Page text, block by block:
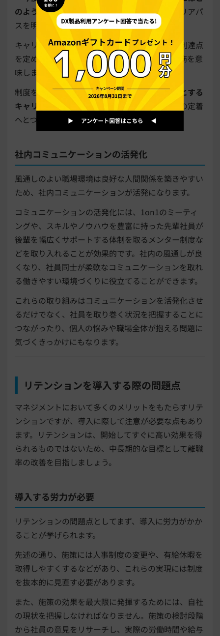
のような知識・スキルが必要か」といったキャリアパ
スを明確化させることが重要です。
キャリアパスとは、仕事をする上での最終的な到達点
を定め、そこに向かって推進していくための道筋を意
味します。
制度を通して社員が「この組織なら自分の理想とする
キャリアを実現可能だ」
と感じられれば、人材の定着
へとつながるでしょう。
社内コミュニケーションの活発化
風通しのよい職場環境は良好な人間関係を築きやすい
ため、社内コミュニケーションが活発になります。
コミュニケーションの活発化には、1on1のミーティ
ングや、スキルやノウハウを豊富に持った先輩社員が
後輩を幅広くサポートする体制を取るメンター制度な
どを取り入れることが効果的です。社内の風通しが良
くなり、社員同士が柔軟なコミュニケーションを取れ
る働きやすい環境づくりに役立てることができます。
これらの取り組みはコミュニケーションを活発化させ
るだけでなく、社員を取り巻く状況を把握することに
つながったり、個人の悩みや職場全体が抱える問題に
気づくきっかけにもなります。
リテンションを導入する際の問題点
マネジメントにおいて多くのメリットをもたらすリテ
ンションですが、導入に際して注意が必要な点もあり
ます。リテンションは、開始してすぐに高い効果を得
られるものではないため、中長期的な目標として離職
率の改善を目指しましょう。
導入する労力が必要
リテンションの問題点としてまず、導入に労力がかか
ることが挙げられます。
先述の通り、施策には人事制度の変更や、有給休暇を
取得しやすくするなどがあり、これらの実現には制度
を抜本的に見直す必要があります。
また、施策の効果を最大限に発揮するためには、自社
の現状を把握しなければなりません。施策の検討段階
から社員の意見をリサーチし、実際の労働時間や給与